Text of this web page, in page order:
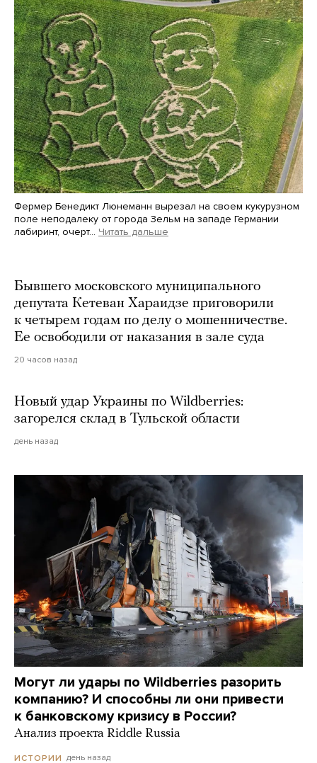
Фермер Бенедикт Люнеманн вырезал на своем кукурузном
поле неподалеку от города Зельм на западе Германии
лабиринт, очерт… Читать дальше
Бывшего московского муниципального
депутата Кетеван Хараидзе приговорили
к четырем годам по делу о мошенничестве.
Ее освободили от наказания в зале суда
20 часов назад
Новый удар Украины по Wildberries:
загорелся склад в Тульской области
день назад
Могут ли удары по Wildberries разорить
компанию? И способны ли они привести
к банковскому кризису в России?
Анализ проекта Riddle Russia
ИСТОРИИ день назад